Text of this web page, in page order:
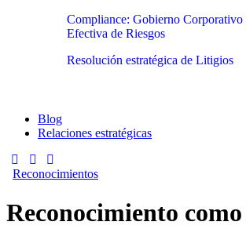
Compliance: Gobierno Corporativo
Efectiva de Riesgos
Resolución estratégica de Litigios
Blog
Relaciones estratégicas
Reconocimientos
Reconocimiento